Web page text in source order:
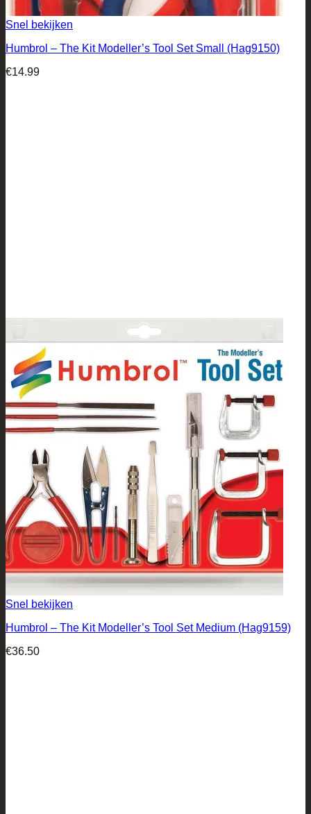
Snel bekijken
Humbrol – The Kit Modeller’s Tool Set Small (Hag9150)
€14.99
Snel bekijken
Humbrol – The Kit Modeller’s Tool Set Medium (Hag9159)
€36.50